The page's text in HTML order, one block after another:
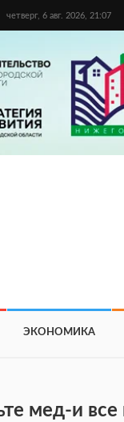
четверг, 6 авг. 2026, 21:07
ЭКОНОМИКА
мед-и все